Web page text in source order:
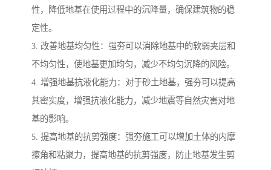
性，降低地基在使用过程中的沉降量，确保建筑物的稳
定性。
3. 改善地基均匀性：强夯可以消除地基中的软弱夹层和
不均匀性，使地基更加均匀，减少不均匀沉降的风险。
4. 增强地基抗液化能力：对于砂土地基，强夯可以提高
其密实度，增强抗液化能力，减少地震等自然灾害对地
基的影响。
5. 提高地基的抗剪强度：强夯施工可以增加土体的内摩
擦角和粘聚力，提高地基的抗剪强度，防止地基发生剪